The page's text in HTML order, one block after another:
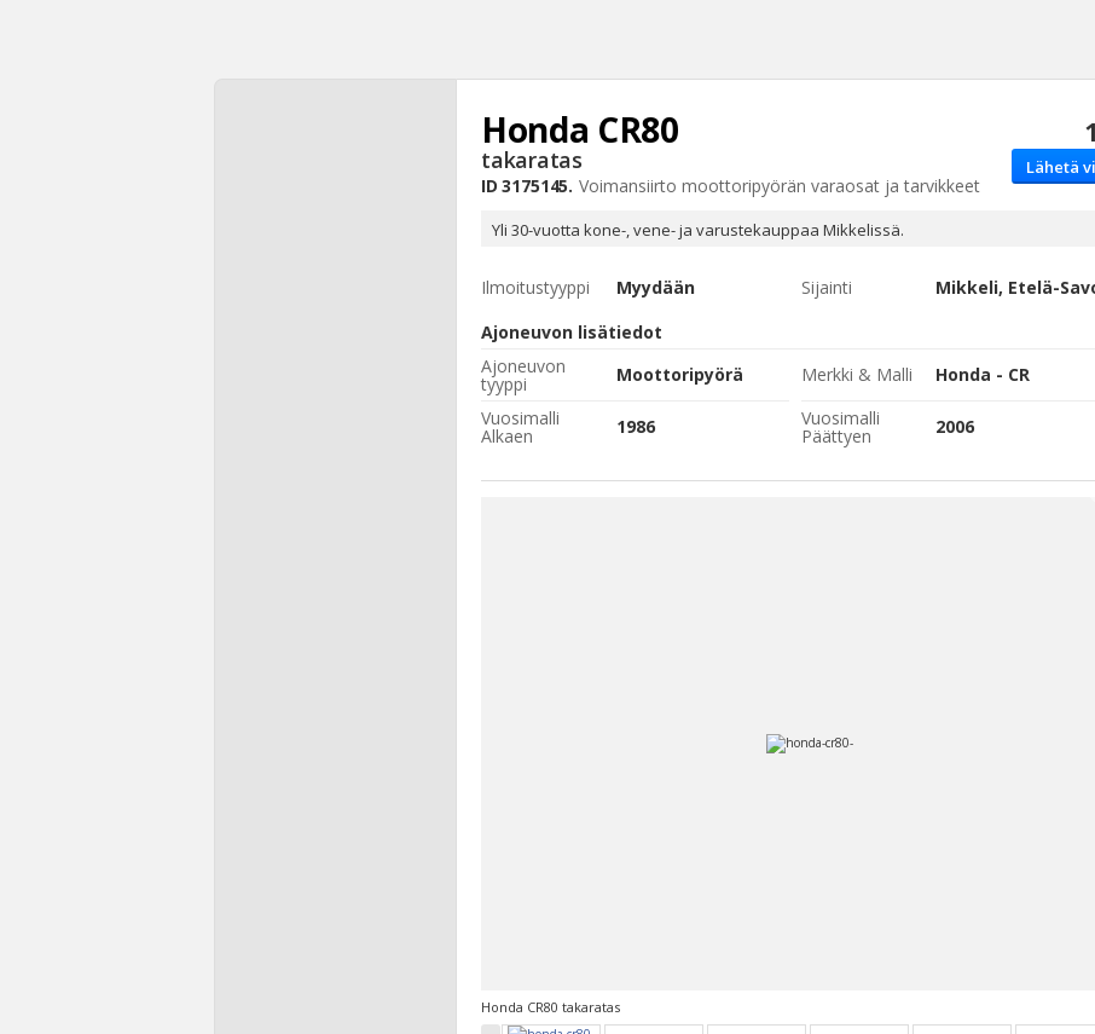
Lähetä
Honda CR80
takaratas
ID3175145. Voimansiirtomoottoripyörän varaosat ja tarvikkeet
Yli 30-vuotta kone-, vene- ja varustekauppaa Mikkelissä.
Ilmoitustyyppi Myydään Sijainti
Mikkeli, Etelä-
Ajoneuvon lisätiedot
Ajoneuvon
tyyppi Moottoripyörä Merkki & Malli
Honda - CR
Vuosimalli
Alkaen 1986 Vuosimalli
Päättyen 2006
Honda CR80 takaratas